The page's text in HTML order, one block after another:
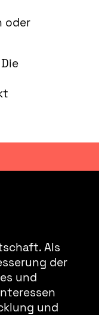
oder
Als
der
und
und